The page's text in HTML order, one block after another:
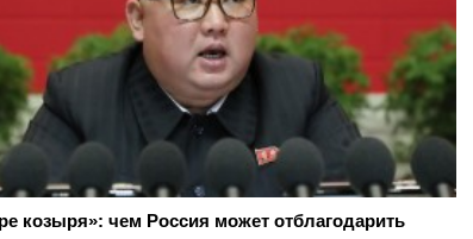
козыря»: чем Россия может отблагодарить